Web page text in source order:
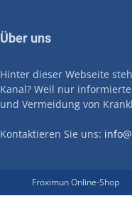
Über uns
Hinter dieser Webseite
Kanal? Weil nur
und Vermeidung von
Kontaktieren Sie uns:
Froximun Online-Shop